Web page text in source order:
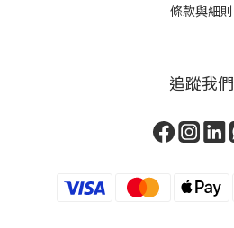
條款與細則
追蹤我們